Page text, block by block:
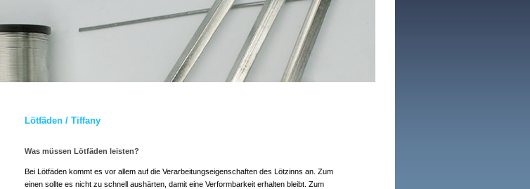
Lötfäden / Tiffany
Was müssen Lötfäden leisten?
Bei Lötfäden kommt es vor allem auf die Verarbeitungseigenschaften des Lötzinns an. Zum
einen sollte es nicht zu schnell aushärten, damit eine Verformbarkeit erhalten bleibt. Zum